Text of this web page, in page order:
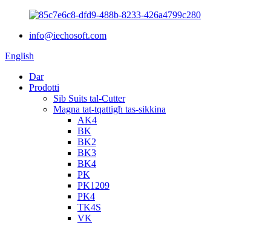
info@iechosoft.com
English
Dar
Prodotti
Sib Suits tal-Cutter
Magna tat-tqattigħ tas-sikkina
AK4
BK
BK2
BK3
BK4
PK
PK1209
PK4
TK4S
VK